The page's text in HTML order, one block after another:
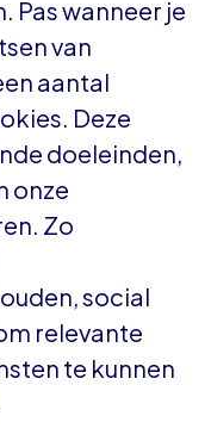
Pas wanneer je
van
aantal
Deze
doeleinden,
onze
Zo
social
relevante
te kunnen